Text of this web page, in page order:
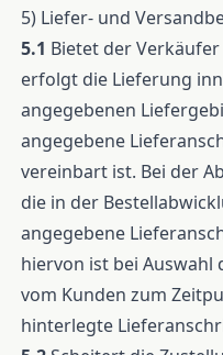
5) Liefer- und
5.1 Bietet der
erfolgt die Lieferung
angegebenen
angegebene
vereinbart ist. Bei der
die in der
angegebene
hiervon ist bei Auswahl
vom Kunden zum
hinterlegte